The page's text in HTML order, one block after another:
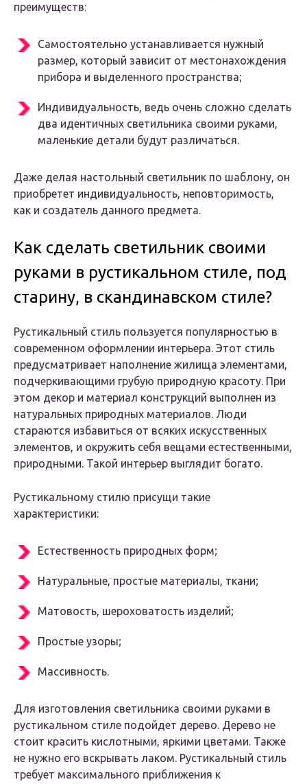
преимуществ:
Самостоятельно устанавливается нужный
размер, который зависит от местонахождения
прибора и выделенного пространства;
Индивидуальность, ведь очень сложно сделать
два идентичных светильника своими руками,
маленькие детали будут различаться.
Даже делая настольный светильник по шаблону, он
приобретет индивидуальность, неповторимость,
как и создатель данного предмета.
Как сделать светильник своими
руками в рустикальном стиле, под
старину, в скандинавском стиле?
Рустикальный стиль пользуется популярностью в
современном оформлении интерьера. Этот стиль
предусматривает наполнение жилища элементами,
подчеркивающими грубую природную красоту. При
этом декор и материал конструкций выполнен из
натуральных природных материалов. Люди
стараются избавиться от всяких искусственных
элементов, и окружить себя вещами естественными,
природными. Такой интерьер выглядит богато.
Рустикальному стилю присущи такие
характеристики:
Естественность природных форм;
Натуральные, простые материалы, ткани;
Матовость, шероховатость изделий;
Простые узоры;
Массивность.
Для изготовления светильника своими руками в
рустикальном стиле подойдет дерево. Дерево не
стоит красить кислотными, яркими цветами. Также
не нужно его вскрывать лаком. Рустикальный стиль
требует максимального приближения к